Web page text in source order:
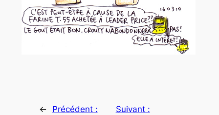
←
Précédent :
Suivant :